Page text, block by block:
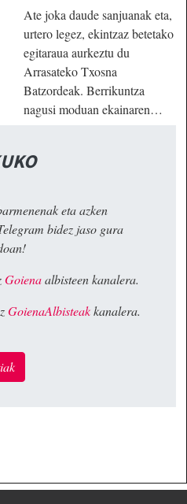
Ate joka daude sanjuanak eta,
urtero legez, ekintzaz betetako
egitaraua aurkeztu du
Arrasateko Txosna
Batzordeak. Berrikuntza
nagusi moduan ekainaren…
eta azken
bidez jaso gura
Goienaalbisteen kanalera.
GoienaAlbisteakkanalera.